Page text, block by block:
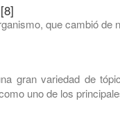
[8]
que cambió de
gran variedad de
uno de los